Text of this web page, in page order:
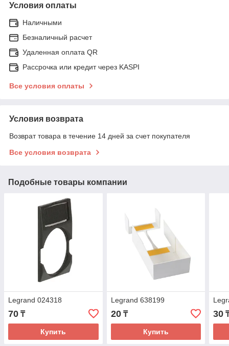
Условия оплаты
Наличными
Безналичный расчет
Удаленная оплата QR
Рассрочка или кредит через KASPI
Все условия оплаты
Условия возврата
Возврат товара в течение 14 дней за счет покупателя
Все условия возврата
Подобные товары компании
Legrand 024318
70 ₸
Купить
Legrand 638199
20₸
Купить
30